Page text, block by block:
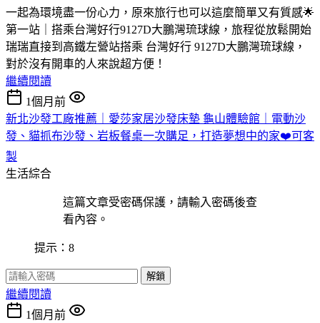
一起為環境盡一份心力，原來旅行也可以這麼簡單又有質感🌟
第一站｜搭乘台灣好行9127D大鵬灣琉球線，旅程從放鬆開始
瑞瑞直接到高鐵左營站搭乘 台灣好行 9127D大鵬灣琉球線，
對於沒有開車的人來說超方便！
繼續閱讀
1個月前
新北沙發工廠推薦｜愛莎家居沙發床墊 龜山體驗館｜電動沙
發、貓抓布沙發、岩板餐桌一次購足，打造夢想中的家❤️可客
製
生活綜合
這篇文章受密碼保護，請輸入密碼後查
看內容。
提示：8
解鎖
繼續閱讀
1個月前